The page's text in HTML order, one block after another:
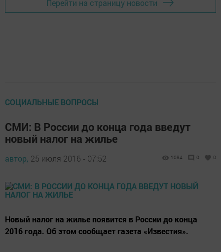
Перейти на страницу новости
СОЦИАЛЬНЫЕ ВОПРОСЫ
СМИ: В России до конца года введут
новый налог на жилье
автор, 25 июля 2016 - 07:52 1084 0 0
Новый налог на жилье появится в России до конца
2016 года. Об этом сообщает газета «Известия».